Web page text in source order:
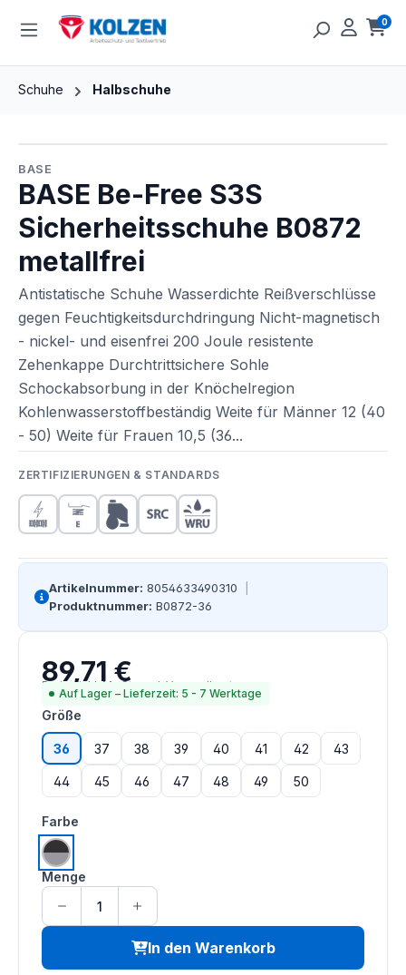
Zum Hauptinhalt springen 0
Schuhe Halbschuhe
BASE
BASE Be-Free S3S
Sicherheitsschuhe B0872
metallfrei
Antistatische Schuhe Wasserdichte Reißverschlüsse
gegen Feuchtigkeitsdurchdringung Nicht-magnetisch
- nickel- und eisenfrei 200 Joule resistente
Zehenkappe Durchtrittsichere Sohle
Schockabsorbung in der Knöchelregion
Kohlenwasserstoffbeständig Weite für Männer 12 (40
- 50) Weite für Frauen 10,5 (36...
ZERTIFIZIERUNGEN & STANDARDS
Artikelnummer: 8054633490310
Produktnummer: B0872-36
Regulärer Preis:
89,71 €
Preise inkl. MwSt. zzgl. Versandkosten
Auf Lager – Lieferzeit: 5 - 7 Werktage
Größe
36 37 38 39 40 41 42 43
44 45 46 47 48 49 50
Farbe
schwarz | grau
Menge
In den Warenkorb